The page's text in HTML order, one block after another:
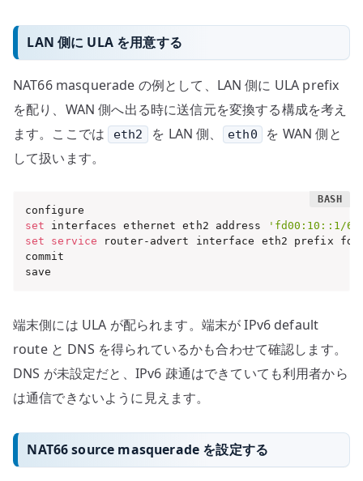
LAN 側に ULA を用意する
NAT66 masquerade の例として、LAN 側に ULA prefix
を配り、WAN 側へ出る時に送信元を変換する構成を考え
ます。ここでは
eth2 を LAN 側、 eth0
を WAN 側と
して扱います。
set interfaces ethernet eth2 address
'fd00:10::1/
set
service router-advert interface eth2 prefix
commit
save
端末側には ULA が配られます。端末が IPv6 default
route と DNS を得られているかも合わせて確認します。
DNS が未設定だと、IPv6 疎通はできていても利用者から
は通信できないように見えます。
NAT66 source masquerade を設定する